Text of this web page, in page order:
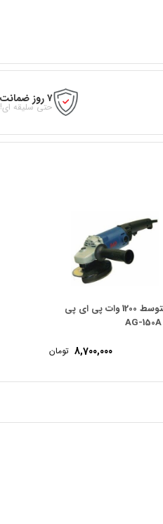
۷ روز ضمانت بازگشت کالا
حتی سلیقه ای!
فرز متوسط 1200 وات پی ای پی
8,700,000 تومان